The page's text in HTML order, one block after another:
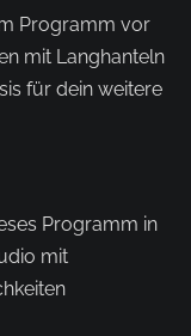
Programm vor
mit Langhanteln
für dein weitere
Programm in
mit